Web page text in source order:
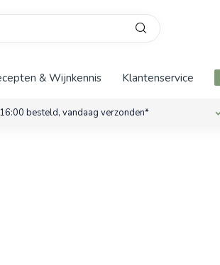
& Wijnkennis Klantenservice
besteld, vandaag verzonden*